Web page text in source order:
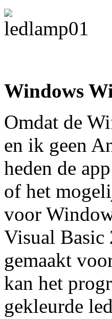
Windows
Omdat de
en ik geen
heden de
of het
voor
Visual Basic
gemaakt
kan het
gekleurde